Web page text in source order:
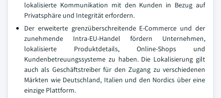
lokalisierte Kommunikation mit den Kunden in Bezug auf
Privatsphäre und Integrität erfordern.
Der erweiterte grenzüberschreitende E-Commerce und der
zunehmende Intra-EU-Handel fördern Unternehmen,
lokalisierte Produktdetails, Online-Shops und
Kundenbetreuungssysteme zu haben. Die Lokalisierung gilt
auch als Geschäftstreiber für den Zugang zu verschiedenen
Märkten wie Deutschland, Italien und den Nordics über eine
einzige Plattform.